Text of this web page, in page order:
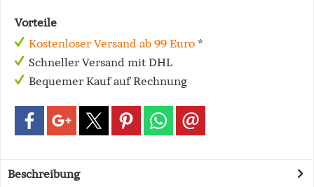
Vorteile
Kostenloser Versand ab 99 Euro *
Schneller Versand mit DHL
Bequemer Kauf auf Rechnung
Beschreibung